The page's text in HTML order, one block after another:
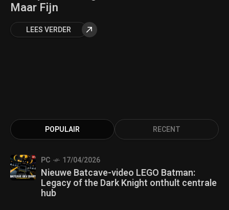
Maar Fijn
LEES VERDER
POPULAIR RECENT
PC 17/04/2026
Nieuwe Batcave-video LEGO Batman:
Legacy of the Dark Knight onthult centrale
hub